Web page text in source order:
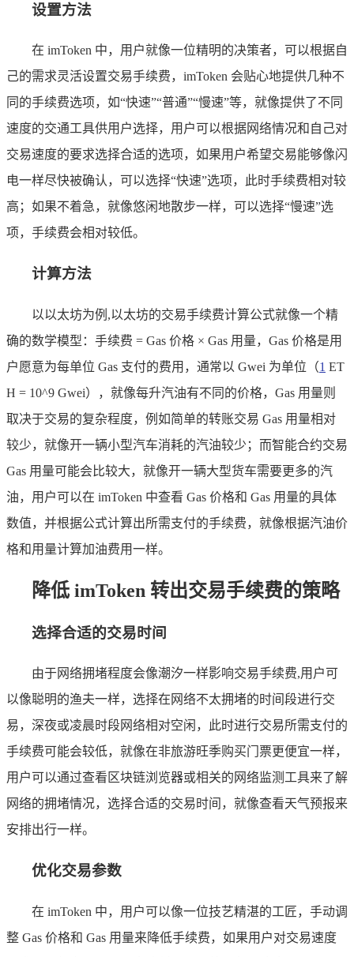
设置方法
在 imToken 中，用户就像一位精明的决策者，可以根据自
己的需求灵活设置交易手续费，imToken 会贴心地提供几种不
同的手续费选项，如“快速”“普通”“慢速”等，就像提供了不同
速度的交通工具供用户选择，用户可以根据网络情况和自己对
交易速度的要求选择合适的选项，如果用户希望交易能够像闪
电一样尽快被确认，可以选择“快速”选项，此时手续费相对较
高；如果不着急，就像悠闲地散步一样，可以选择“慢速”选
项，手续费会相对较低。
计算方法
以以太坊为例,以太坊的交易手续费计算公式就像一个精
确的数学模型：手续费 = Gas 价格 × Gas 用量，Gas 价格是用
户愿意为每单位 Gas 支付的费用，通常以 Gwei 为单位（1 ET
H = 10^9 Gwei），就像每升汽油有不同的价格，Gas 用量则
取决于交易的复杂程度，例如简单的转账交易 Gas 用量相对
较少，就像开一辆小型汽车消耗的汽油较少；而智能合约交易
Gas 用量可能会比较大，就像开一辆大型货车需要更多的汽
油，用户可以在 imToken 中查看 Gas 价格和 Gas 用量的具体
数值，并根据公式计算出所需支付的手续费，就像根据汽油价
格和用量计算加油费用一样。
降低 imToken 转出交易手续费的策略
选择合适的交易时间
由于网络拥堵程度会像潮汐一样影响交易手续费,用户可
以像聪明的渔夫一样，选择在网络不太拥堵的时间段进行交
易，深夜或凌晨时段网络相对空闲，此时进行交易所需支付的
手续费可能会较低，就像在非旅游旺季购买门票更便宜一样，
用户可以通过查看区块链浏览器或相关的网络监测工具来了解
网络的拥堵情况，选择合适的交易时间，就像查看天气预报来
安排出行一样。
优化交易参数
在 imToken 中，用户可以像一位技艺精湛的工匠，手动调
整 Gas 价格和 Gas 用量来降低手续费，如果用户对交易速度